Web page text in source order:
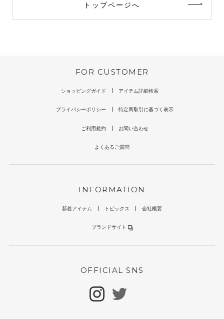
トップページへ
FOR CUSTOMER
ショッピングガイド アイテム詳細検索
プライバシーポリシー 特定商取引に基づく表示
ご利用規約 お問い合わせ
よくあるご質問
INFORMATION
新着アイテム トピックス 会社概要
ブランドサイト
OFFICIAL SNS